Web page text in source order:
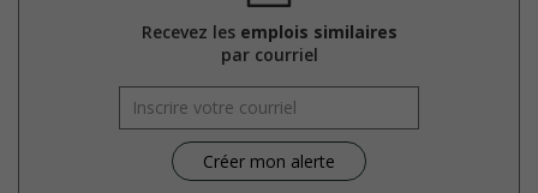
Recevez les emplois similaires
par courriel